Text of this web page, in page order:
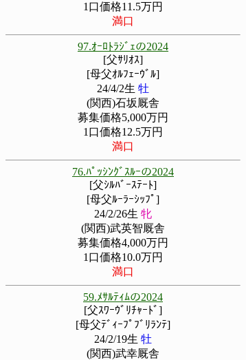
1口価格11.5万円
満口
97.ｵｰﾛﾄﾗｼﾞｪの2024
[父ｻﾘｵｽ]
[母父ｵﾙﾌｪｰｳﾞﾙ]
24/4/2生 牡
(関西)石坂厩舎
募集価格5,000万円
1口価格12.5万円
満口
76.ﾊﾟｯｼﾝｸﾞｽﾙｰの2024
[父ｼﾙﾊﾞｰｽﾃｰﾄ]
[母父ﾙｰﾗｰｼｯﾌﾟ]
24/2/26生 牝
(関西)武英智厩舎
募集価格4,000万円
1口価格10.0万円
満口
59.ﾒｻﾙﾃｨﾑの2024
[父ｽﾜｰｳﾞﾘﾁｬｰﾄﾞ]
[母父ﾃﾞｨｰﾌﾟﾌﾞﾘﾗﾝﾃ]
24/2/19生 牡
(関西)武幸厩舎